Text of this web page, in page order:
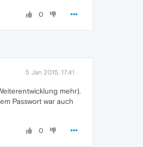
0
5 Jan 2015, 17:41
mehr).
Passwort war auch
0